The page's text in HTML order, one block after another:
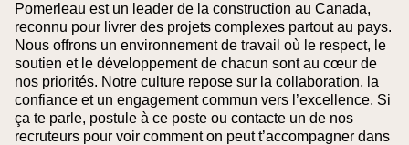
Pomerleau est un leader de la construction au Canada,
reconnu pour livrer des projets complexes partout au pays.
Nous offrons un environnement de travail où le respect, le
soutien et le développement de chacun sont au cœur de
nos priorités. Notre culture repose sur la collaboration, la
confiance et un engagement commun vers l’excellence. Si
ça te parle, postule à ce poste ou contacte un de nos
recruteurs pour voir comment on peut t’accompagner dans